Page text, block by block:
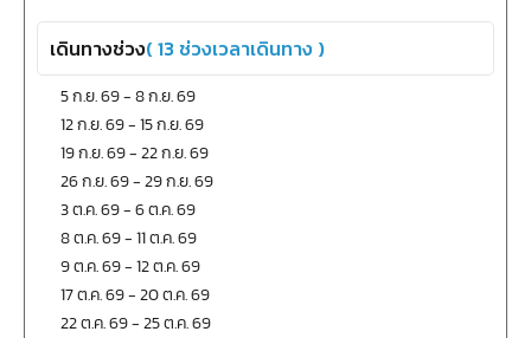
เดินทางช่วง(13ช่วงเวลาเดินทาง )
5 ก.ย. 69-8 ก.ย. 69
12 ก.ย. 69-15 ก.ย. 69
19 ก.ย. 69-22 ก.ย. 69
26 ก.ย. 69-29 ก.ย. 69
3 ต.ค. 69-6 ต.ค. 69
8 ต.ค. 69-11 ต.ค. 69
9 ต.ค. 69-12 ต.ค. 69
17 ต.ค. 69-20 ต.ค. 69
22 ต.ค. 69-25 ต.ค. 69